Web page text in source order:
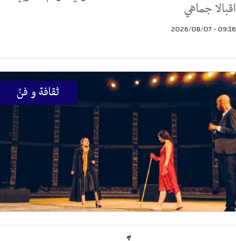
اقبالا جماهي
09:16 - 2026/08/07
ثقافة و فنّ